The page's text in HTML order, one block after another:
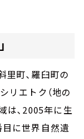
里町、羅臼町の
リエトク（地の
は、2005年に生
目に世界自然遺